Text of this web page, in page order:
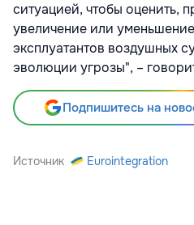
ситуацией, чтобы оценить,
увеличение или
эксплуатантов воздушных
эволюции угрозы", –
Подпишитесь на
Источник Eurointegration